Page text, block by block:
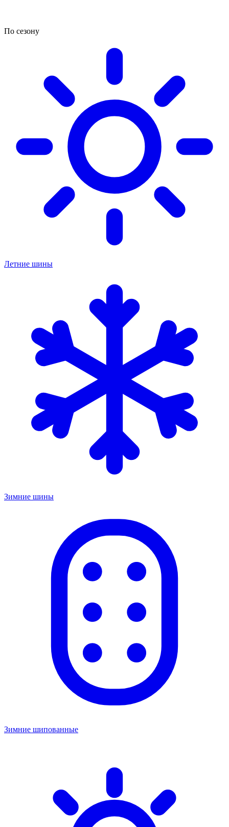
По сезону
Летние шины
Зимние шины
Зимние шипованные